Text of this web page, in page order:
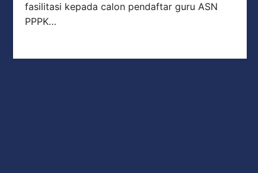
fasilitasi kepada calon pendaftar guru ASN
PPPK…